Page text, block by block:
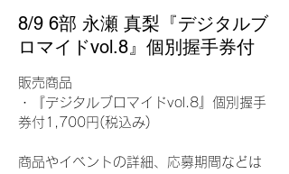
8/9 6部 永瀬 真梨『デジタルブ
ロマイドvol.8』個別握手券付
販売商品
・『デジタルブロマイドvol.8』個別握手
券付1,700円(税込み)
商品やイベントの詳細、応募期間などは